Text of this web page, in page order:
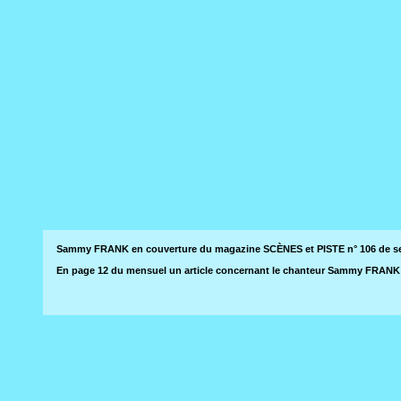
Sammy FRANK en couverture du magazine SCÈNES et PISTE n° 106 de
En page 12 du mensuel un article concernant le chanteur Sammy